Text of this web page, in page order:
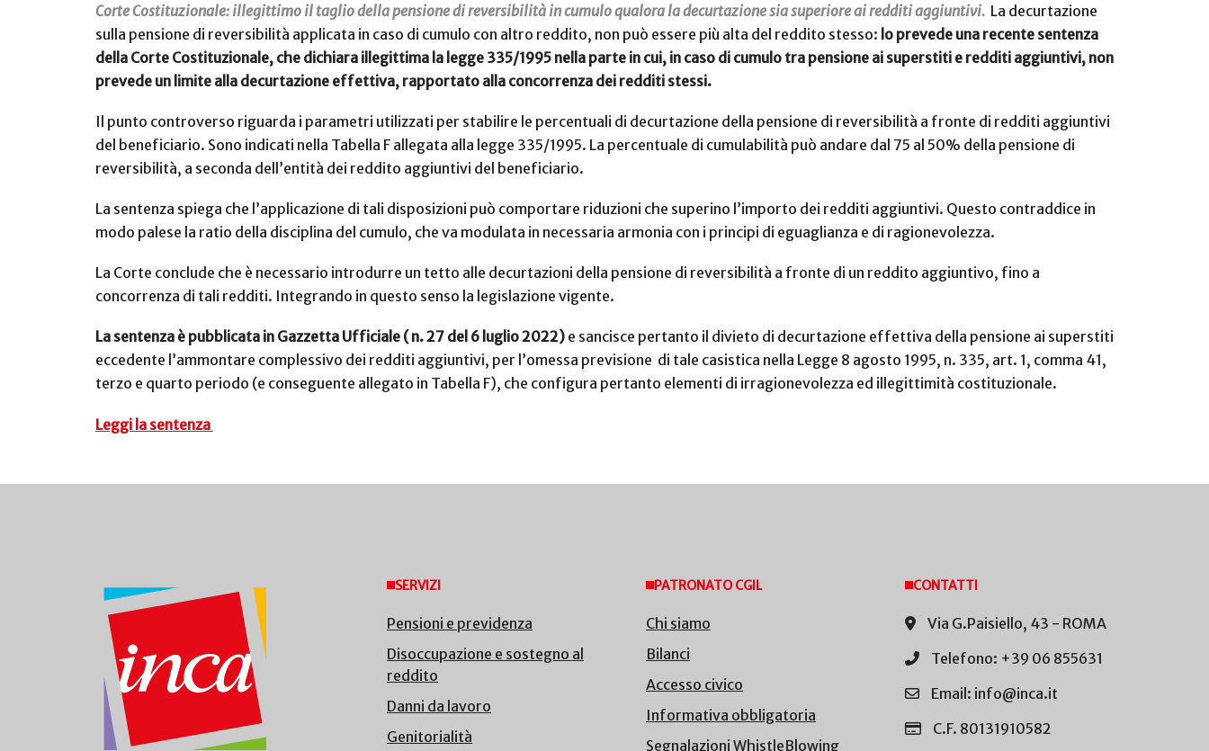
Corte Costituzionale: illegittimo il taglio della pensione di reversibilità in cumulo qualora la decurtazione sia superiore ai redditi aggiuntivi. La decurtazione
sulla pensione di reversibilità applicata in caso di cumulo con altro reddito, non può essere più alta del reddito stesso: lo prevede una recente sentenza
della Corte Costituzionale, che dichiara illegittima la legge 335/1995 nella parte in cui, in caso di cumulo tra pensione ai superstiti e redditi aggiuntivi, non
prevede un limite alla decurtazione effettiva, rapportato alla concorrenza dei redditi stessi.
Il punto controverso riguarda i parametri utilizzati per stabilire le percentuali di decurtazione della pensione di reversibilità a fronte di redditi aggiuntivi
del beneficiario. Sono indicati nella Tabella F allegata alla legge 335/1995. La percentuale di cumulabilità può andare dal 75 al 50% della pensione di
reversibilità, a seconda dell’entità dei reddito aggiuntivi del beneficiario.
La sentenza spiega che l’applicazione di tali disposizioni può comportare riduzioni che superino l’importo dei redditi aggiuntivi. Questo contraddice in
modo palese la ratio della disciplina del cumulo, che va modulata in necessaria armonia con i principi di eguaglianza e di ragionevolezza.
La Corte conclude che è necessario introdurre un tetto alle decurtazioni della pensione di reversibilità a fronte di un reddito aggiuntivo, fino a
concorrenza di tali redditi. Integrando in questo senso la legislazione vigente.
La sentenza è pubblicata in Gazzetta Ufficiale ( n. 27 del 6 luglio 2022) e sancisce pertanto il divieto di decurtazione effettiva della pensione ai superstiti
eccedente l’ammontare complessivo dei redditi aggiuntivi, per l’omessa previsione di tale casistica nella Legge 8 agosto 1995, n. 335, art. 1, comma 41,
terzo e quarto periodo (e conseguente allegato in Tabella F), che configura pertanto elementi di irragionevolezza ed illegittimità costituzionale.
Leggi la sentenza
SERVIZI
Pensioni e previdenza
Disoccupazione e sostegno al
reddito
Danni da lavoro
Genitorialità
PATRONATO CGIL
Chi siamo
Bilanci
Accesso civico
Informativa obbligatoria
Segnalazioni WhistleBlowing
CONTATTI
Via G.Paisiello, 43 - ROMA
Telefono: +39 06 855631
Email: info@inca.it
C.F. 80131910582